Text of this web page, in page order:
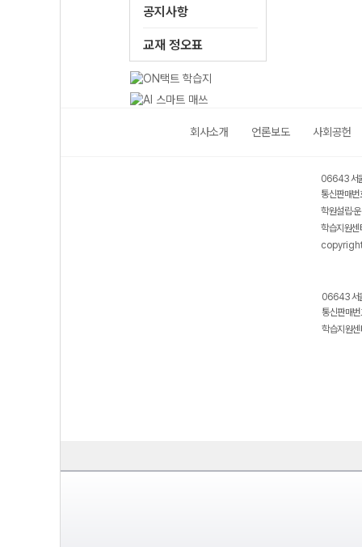
공지사항
교재 정오표
회사소개 언론보도 사회공헌
06643 서
통신판매
학원설립·
학습지원
06643 서
통신판매
학습지원